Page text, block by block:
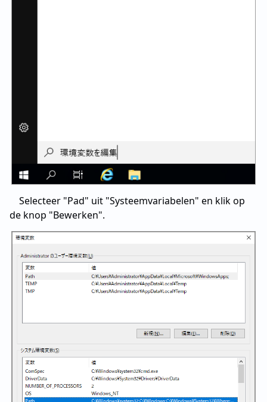
Selecteer "Pad" uit "Systeemvariabelen" en klik op
de knop "Bewerken".